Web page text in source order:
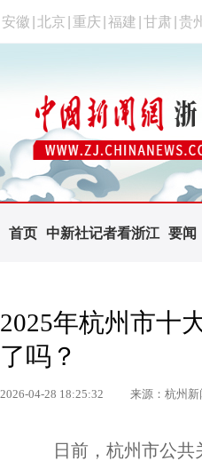
安徽 北京 重庆 福建 甘肃 贵
首页 中新社记者看浙江 要闻
2025年杭州市十
了吗？
2026-04-28 18:25:32 来源：杭州新
日前，杭州市公共关